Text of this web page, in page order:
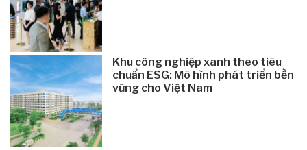
Khu công nghiệp xanh theo tiêu
chuẩn ESG: Mô hình phát triển bền
vững cho Việt Nam